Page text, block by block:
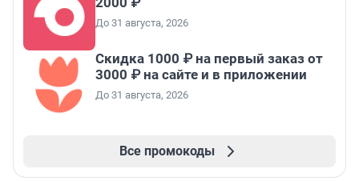
До 31 августа, 2026
Скидка 1000 ₽ на первый заказ от
3000 ₽ на сайте и в приложении
До 31 августа, 2026
Все промокоды